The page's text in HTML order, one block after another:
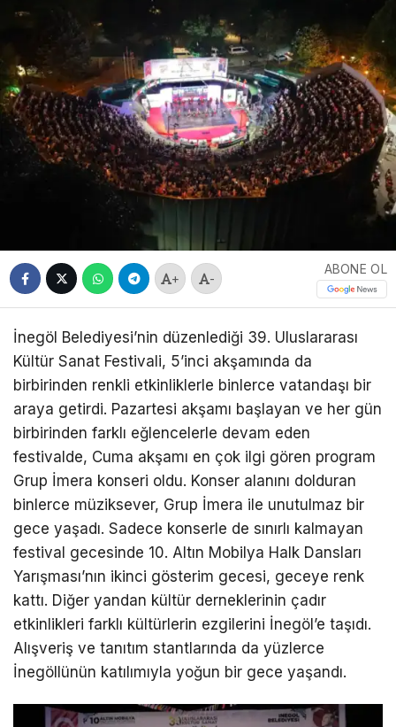
+ -
ABONE OL
İnegöl Belediyesi’nin düzenlediği 39. Uluslararası
Kültür Sanat Festivali, 5’inci akşamında da
birbirinden renkli etkinliklerle binlerce vatandaşı bir
araya getirdi. Pazartesi akşamı başlayan ve her gün
birbirinden farklı eğlencelerle devam eden
festivalde, Cuma akşamı en çok ilgi gören program
Grup İmera konseri oldu. Konser alanını dolduran
binlerce müziksever, Grup İmera ile unutulmaz bir
gece yaşadı. Sadece konserle de sınırlı kalmayan
festival gecesinde 10. Altın Mobilya Halk Dansları
Yarışması’nın ikinci gösterim gecesi, geceye renk
kattı. Diğer yandan kültür derneklerinin çadır
etkinlikleri farklı kültürlerin ezgilerini İnegöl’e taşıdı.
Alışveriş ve tanıtım stantlarında da yüzlerce
İnegöllünün katılımıyla yoğun bir gece yaşandı.